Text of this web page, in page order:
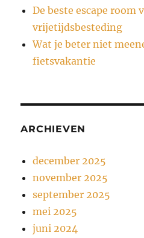
De beste escape room
vrijetijdsbesteding
Wat je beter niet
fietsvakantie
ARCHIEVEN
december 2025
november 2025
september 2025
mei 2025
juni 2024